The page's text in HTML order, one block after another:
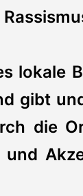
lokale
gibt
die